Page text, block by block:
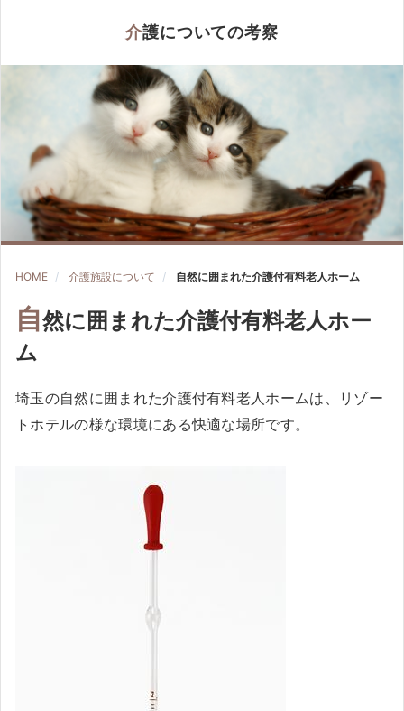
介護についての考察
HOME 介護施設について 自然に囲まれた介護付有料老人ホーム
自然に囲まれた介護付有料老人ホー
ム
埼玉の自然に囲まれた介護付有料老人ホームは、リゾー
トホテルの様な環境にある快適な場所です。